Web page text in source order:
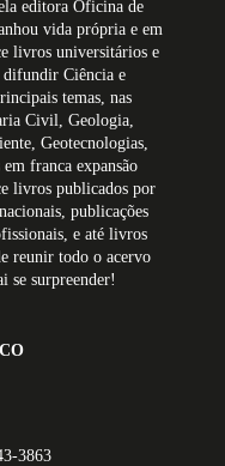
editora Oficina de
vida própria e em
livros universitários e
difundir Ciência e
temas, nas
Civil, Geologia,
Geotecnologias,
franca expansão
livros publicados por
publicações
e até livros
reunir todo o acervo
se surpreender!
3863